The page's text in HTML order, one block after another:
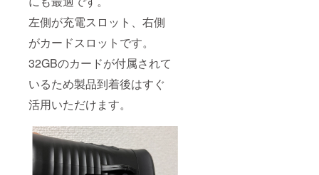
左側が充電スロット、右側
がカードスロットです。
32GBのカードが付属されて
いるため製品到着後はすぐ
活用いただけます。